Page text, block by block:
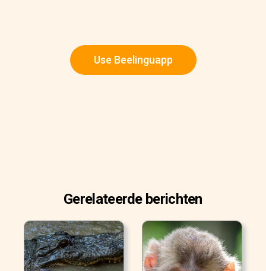
Use Beelinguapp
Gerelateerde berichten